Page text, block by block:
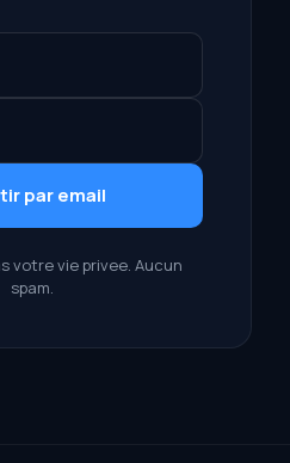
par email
votre vie privee. Aucun
spam.